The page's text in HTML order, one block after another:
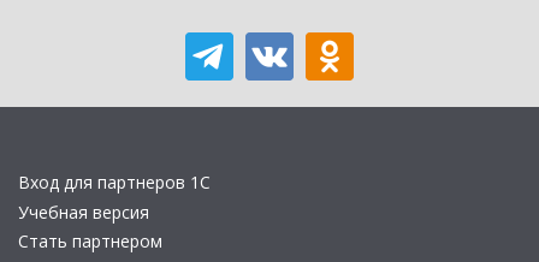
Вход для партнеров 1С
Учебная версия
Стать партнером